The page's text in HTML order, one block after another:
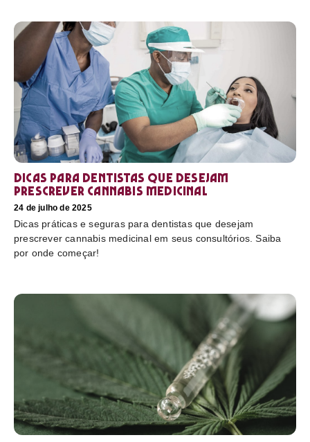
Dicas para dentistas que desejam
prescrever cannabis medicinal
24 de julho de 2025
Dicas práticas e seguras para dentistas que desejam
prescrever cannabis medicinal em seus consultórios. Saiba
por onde começar!